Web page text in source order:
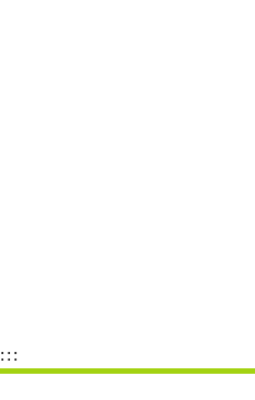
:::